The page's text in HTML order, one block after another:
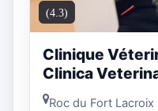
(4.3)
Clinique
Clinica
Roc du Fort